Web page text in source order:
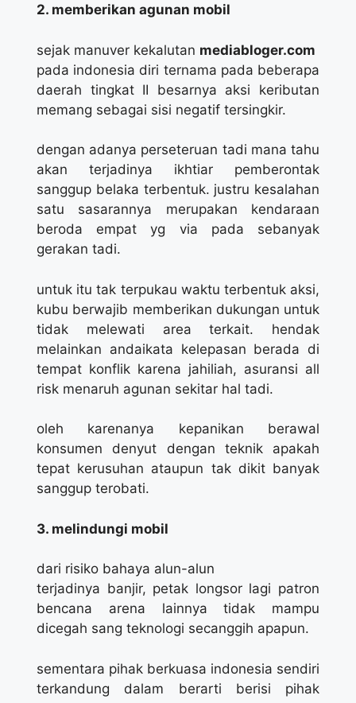
2. memberikan agunan mobil
sejak manuver kekalutan mediabloger.com
pada indonesia diri ternama pada beberapa
daerah tingkat II besarnya aksi keributan
memang sebagai sisi negatif tersingkir.
dengan adanya perseteruan tadi mana tahu
akan terjadinya ikhtiar pemberontak
sanggup belaka terbentuk. justru kesalahan
satu sasarannya merupakan kendaraan
beroda empat yg via pada sebanyak
gerakan tadi.
untuk itu tak terpukau waktu terbentuk aksi,
kubu berwajib memberikan dukungan untuk
tidak melewati area terkait. hendak
melainkan andaikata kelepasan berada di
tempat konflik karena jahiliah, asuransi all
risk menaruh agunan sekitar hal tadi.
oleh karenanya kepanikan berawal
konsumen denyut dengan teknik apakah
tepat kerusuhan ataupun tak dikit banyak
sanggup terobati.
3. melindungi mobil
dari risiko bahaya alun-alun
terjadinya banjir, petak longsor lagi patron
bencana arena lainnya tidak mampu
dicegah sang teknologi secanggih apapun.
sementara pihak berkuasa indonesia sendiri
terkandung dalam berarti berisi pihak